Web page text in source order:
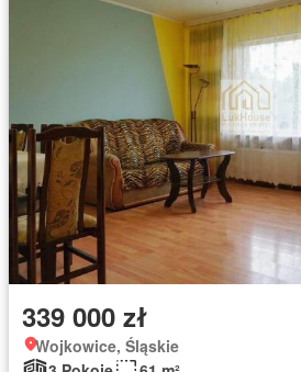
339 000 zł
Wojkowice, Śląskie